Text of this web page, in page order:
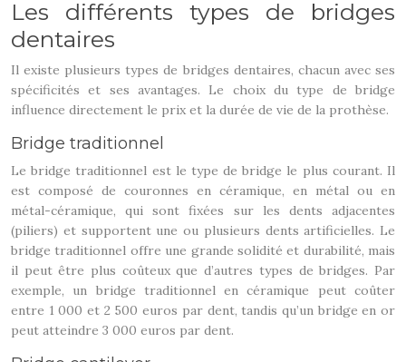
Les différents types de bridges
dentaires
Il existe plusieurs types de bridges dentaires, chacun avec ses
spécificités et ses avantages. Le choix du type de bridge
influence directement le prix et la durée de vie de la prothèse.
Bridge traditionnel
Le bridge traditionnel est le type de bridge le plus courant. Il
est composé de couronnes en céramique, en métal ou en
métal-céramique, qui sont fixées sur les dents adjacentes
(piliers) et supportent une ou plusieurs dents artificielles. Le
bridge traditionnel offre une grande solidité et durabilité, mais
il peut être plus coûteux que d’autres types de bridges. Par
exemple, un bridge traditionnel en céramique peut coûter
entre 1 000 et 2 500 euros par dent, tandis qu’un bridge en or
peut atteindre 3 000 euros par dent.